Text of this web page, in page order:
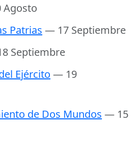
Patrias — 17 Septiembre
Septiembre
Ejército — 19
de Dos Mundos — 15